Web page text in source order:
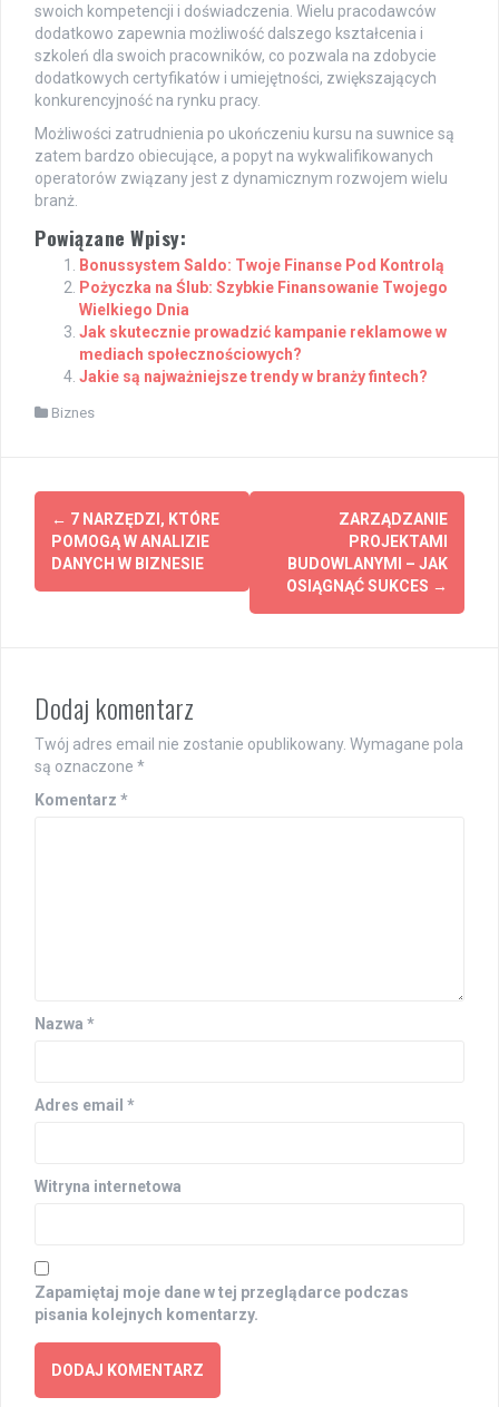
swoich kompetencji i doświadczenia. Wielu pracodawców
dodatkowo zapewnia możliwość dalszego kształcenia i
szkoleń dla swoich pracowników, co pozwala na zdobycie
dodatkowych certyfikatów i umiejętności, zwiększających
konkurencyjność na rynku pracy.
Możliwości zatrudnienia po ukończeniu kursu na suwnice są
zatem bardzo obiecujące, a popyt na wykwalifikowanych
operatorów związany jest z dynamicznym rozwojem wielu
branż.
Powiązane Wpisy:
Bonussystem Saldo: Twoje Finanse Pod Kontrolą
Pożyczka na Ślub: Szybkie Finansowanie Twojego
Wielkiego Dnia
Jak skutecznie prowadzić kampanie reklamowe w
mediach społecznościowych?
Jakie są najważniejsze trendy w branży fintech?
Biznes
Post
navigation
← 7 NARZĘDZI, KTÓRE
POMOGĄ W ANALIZIE
DANYCH W BIZNESIE
ZARZĄDZANIE
PROJEKTAMI
BUDOWLANYMI – JAK
OSIĄGNĄĆ SUKCES →
Dodaj komentarz
Twój adres email nie zostanie opublikowany. Wymagane pola
są oznaczone *
Komentarz *
Nazwa *
Adres email *
Witryna internetowa
Zapamiętaj moje dane w tej przeglądarce podczas
pisania kolejnych komentarzy.